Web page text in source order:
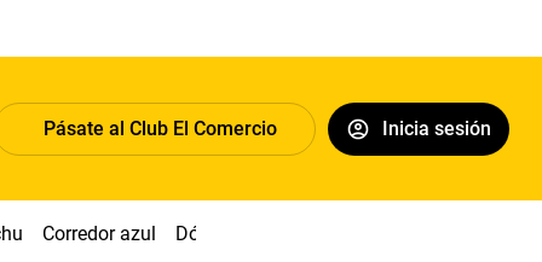
Pásate al Club El Comercio Inicia sesión
Corredor azul Dólar